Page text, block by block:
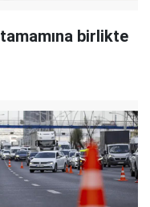
birlikte